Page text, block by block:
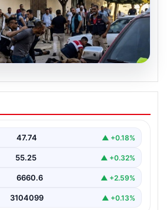
Kontrolü Sırasında
Olayı
iddialarıyla gözaltına alınan ve
47.74 ▲ +0.18%
55.25 ▲ +0.32%
6660.6 ▲ +2.59%
3104099 ▲ +0.13%